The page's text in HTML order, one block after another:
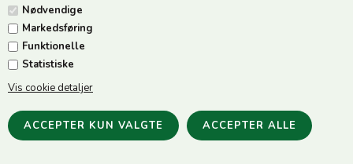
Nødvendige
Markedsføring
Funktionelle
Statistiske
Vis cookie detaljer
559,00 DKK
Trillebør 160 liter